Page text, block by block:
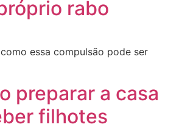
rabo
essa compulsão pode ser
preparar a casa
filhotes